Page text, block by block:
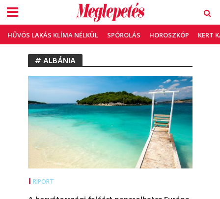
HŰVÖS LAKÁS KLÍMA NÉLKÜL SPÓROLÁS HOROSZKÓP KERT
# ALBÁNIA
RIPORT